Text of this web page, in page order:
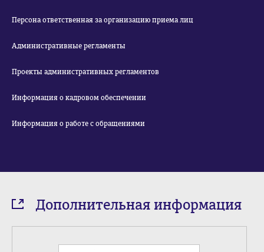
Персона ответственная за организацию приема лиц
Административные регламенты
Проекты административных регламентов
Информация о кадровом обеспечении
Информация о работе с обращениями
Дополнительная информация